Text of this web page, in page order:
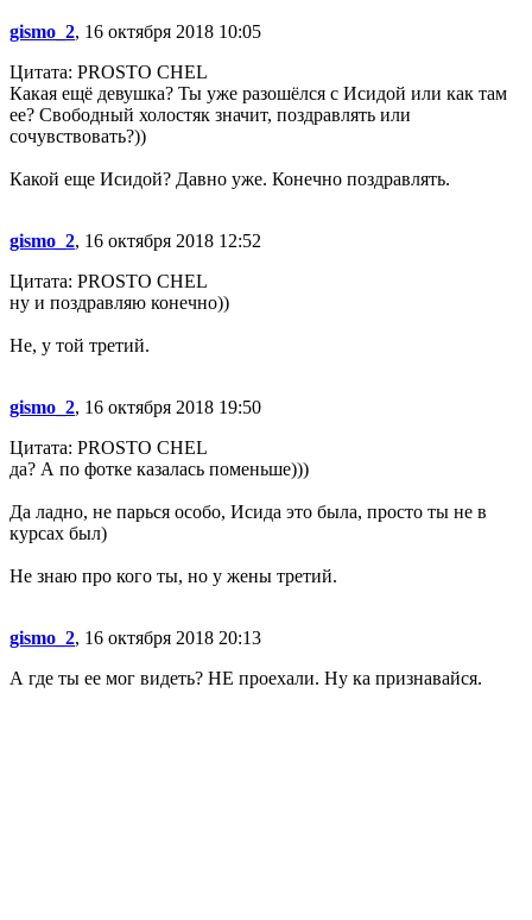
gismo_2, 16 октября 2018 10:05
Цитата: PROSTO CHEL
Какая ещё девушка? Ты уже разошёлся с Исидой или как там
ее? Свободный холостяк значит, поздравлять или
сочувствовать?))
Какой еще Исидой? Давно уже. Конечно поздравлять.
gismo_2, 16 октября 2018 12:52
Цитата: PROSTO CHEL
ну и поздравляю конечно))
Не, у той третий.
gismo_2, 16 октября 2018 19:50
Цитата: PROSTO CHEL
да? А по фотке казалась поменьше)))
Да ладно, не парься особо, Исида это была, просто ты не в
курсах был)
Не знаю про кого ты, но у жены третий.
gismo_2, 16 октября 2018 20:13
А где ты ее мог видеть? НЕ проехали. Ну ка признавайся.